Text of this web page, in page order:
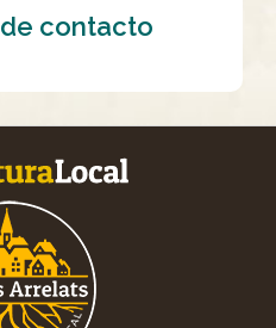
contacto